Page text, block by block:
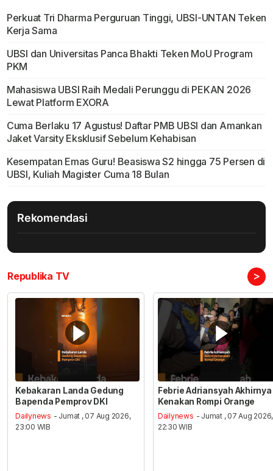
Perkuat Tri Dharma Perguruan Tinggi, UBSI-UNTAN Teken
Kerja Sama
UBSI dan Universitas Panca Bhakti Teken MoU Program
PKM
Mahasiswa UBSI Raih Medali Perunggu di PEKAN 2026
Lewat Platform EXORA
Cuma Berlaku 17 Agustus! Daftar PMB UBSI dan Amankan
Jaket Varsity Eksklusif Sebelum Kehabisan
Kesempatan Emas Guru! Beasiswa S2 hingga 75 Persen di
UBSI, Kuliah Magister Cuma 18 Bulan
Rekomendasi
Republika TV >
Kebakaran Landa Gedung
Bapenda Pemprov DKI
Dailynews - Jumat , 07 Aug 2026,
23:00 WIB
Febrie Adriansyah Akhirnya
Kenakan Rompi Orange
Dailynews - Jumat , 07 Aug 2026,
22:30 WIB